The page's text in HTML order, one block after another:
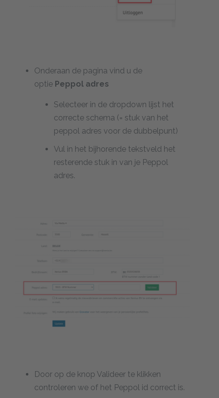
Onderaan de pagina vind u de
optie Peppol adres
Selecteer in de dropdown lijst het
correcte schema (= stuk van het
peppol adres voor de dubbelpunt)
Vul in het bijhorende tekstveld het
resterende stuk in van je Peppol
adres.
Door op de knop Valideer te klikken
controleren we of het Peppol id correct is.